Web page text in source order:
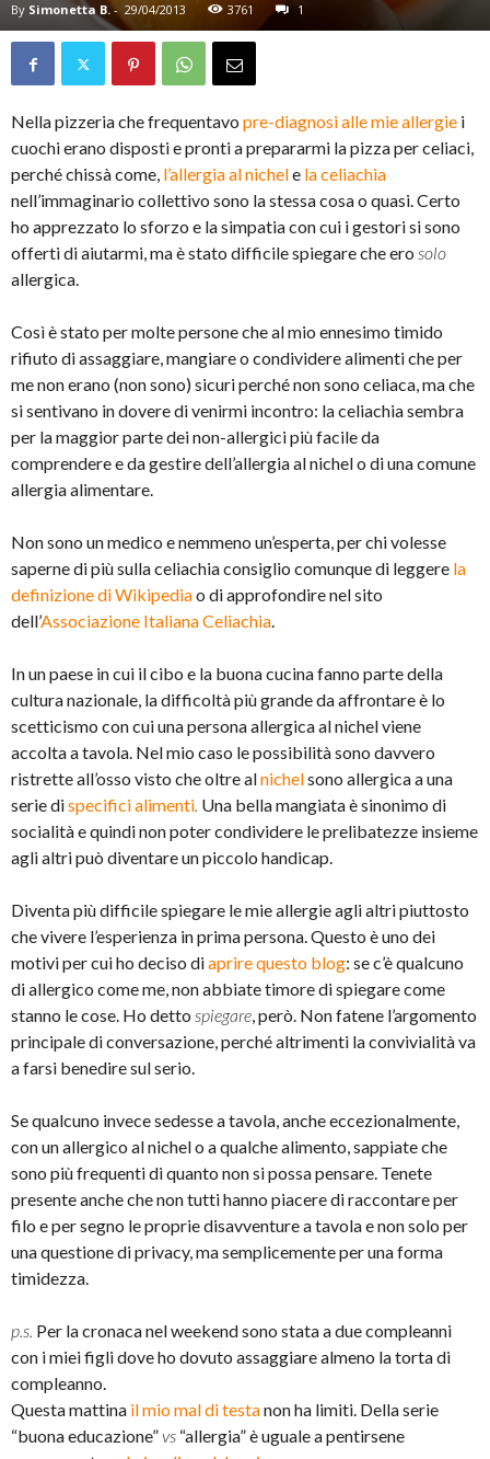
By Simonetta B.- 29/04/2013 3761 1
Nella pizzeria che frequentavo pre-diagnosi alle mie allergie i
cuochi erano disposti e pronti a prepararmi la pizza per celiaci,
perché chissà come, l’allergia al nichele la celiachia
nell’immaginario collettivo sono la stessa cosa o quasi. Certo
ho apprezzato lo sforzo e la simpatia con cui i gestori si sono
offerti di aiutarmi, ma è stato difficile spiegare che ero solo
allergica.
Così è stato per molte persone che al mio ennesimo timido
rifiuto di assaggiare, mangiare o condividere alimenti che per
me non erano (non sono) sicuri perché non sono celiaca, ma che
si sentivano in dovere di venirmi incontro: la celiachia sembra
per la maggior parte dei non-allergici più facile da
comprendere e da gestire dell’allergia al nichel o di una comune
allergia alimentare.
Non sono un medico e nemmeno un’esperta, per chi volesse
saperne di più sulla celiachia consiglio comunque di leggere la
definizione di Wikipediao di approfondire nel sito
dell’Associazione Italiana Celiachia.
In un paese in cui il cibo e la buona cucina fanno parte della
cultura nazionale, la difficoltà più grande da affrontare è lo
scetticismo con cui una persona allergica al nichel viene
accolta a tavola. Nel mio caso le possibilità sono davvero
ristrette all’osso visto che oltre alnichelsono allergica a una
serie dispecifici alimenti. Una bella mangiata è sinonimo di
socialità e quindi non poter condividere le prelibatezze insieme
agli altri può diventare un piccolo handicap.
Diventa più difficile spiegare le mie allergie agli altri piuttosto
che vivere l’esperienza in prima persona. Questo è uno dei
motivi per cui ho deciso diaprire questo blog: se c’è qualcuno
di allergico come me, non abbiate timore di spiegare come
stanno le cose. Ho detto spiegare, però. Non fatene l’argomento
principale di conversazione, perché altrimenti la convivialità va
a farsi benedire sul serio.
Se qualcuno invece sedesse a tavola, anche eccezionalmente,
con un allergico al nichel o a qualche alimento, sappiate che
sono più frequenti di quanto non si possa pensare. Tenete
presente anche che non tutti hanno piacere di raccontare per
filo e per segno le proprie disavventure a tavola e non solo per
una questione di privacy, ma semplicemente per una forma
timidezza.
p.s. Per la cronaca nel weekend sono stata a due compleanni
con i miei figli dove ho dovuto assaggiare almeno la torta di
compleanno.
Questa mattina il mio mal di testanon ha limiti. Della serie
“buona educazione”vs “allergia” è uguale a pentirsene